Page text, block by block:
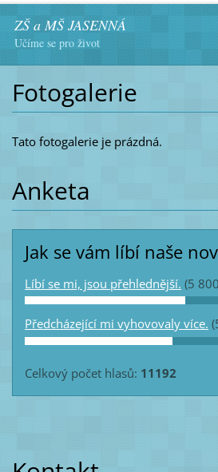
ZŠ a MŠ JASENNÁ
Učíme se pro život
Fotogalerie
Tato fotogalerie je prázdná.
Anketa
Jak se vám líbí naše
Líbí se mi, jsou přehlednější. (5
Předcházející mi vyhovovaly více.
Celkový počet hlasů: 11192